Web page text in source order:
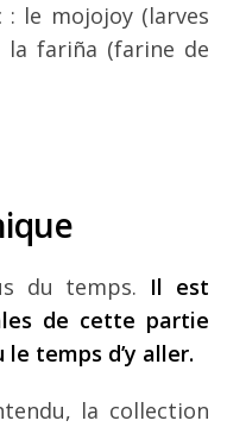
: le mojojoy (larves
la fariña (farine de
du temps. Il est
de cette partie
le temps d’y aller.
la collection